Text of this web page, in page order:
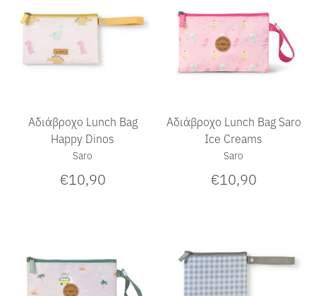
Αδιάβροχο Lunch Bag
Happy Dinos
Saro
€10,90
Αδιάβροχο Lunch Bag Saro
Ice Creams
Saro
€10,90